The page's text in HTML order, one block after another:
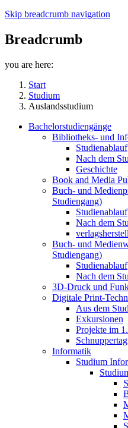
Skip breadcrumb navigation
Breadcrumb
you are here:
Start
Studium
Auslandsstudium
Bachelorstudiengänge
Bibliotheks- und
Studienablauf
Nach dem
Geschichte
Book and Media
Buch- und
Studiengang)
Studienablauf
Nach dem
Buch- und
Studiengang)
Studienablauf
Nach dem
3D-Druck und
Digitale Print-
Aus dem
Exkursionen
Projekte im
Schnuppertag
Informatik
Studium